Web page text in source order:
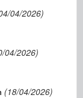
04/2026)
04/2026)
(18/04/2026)